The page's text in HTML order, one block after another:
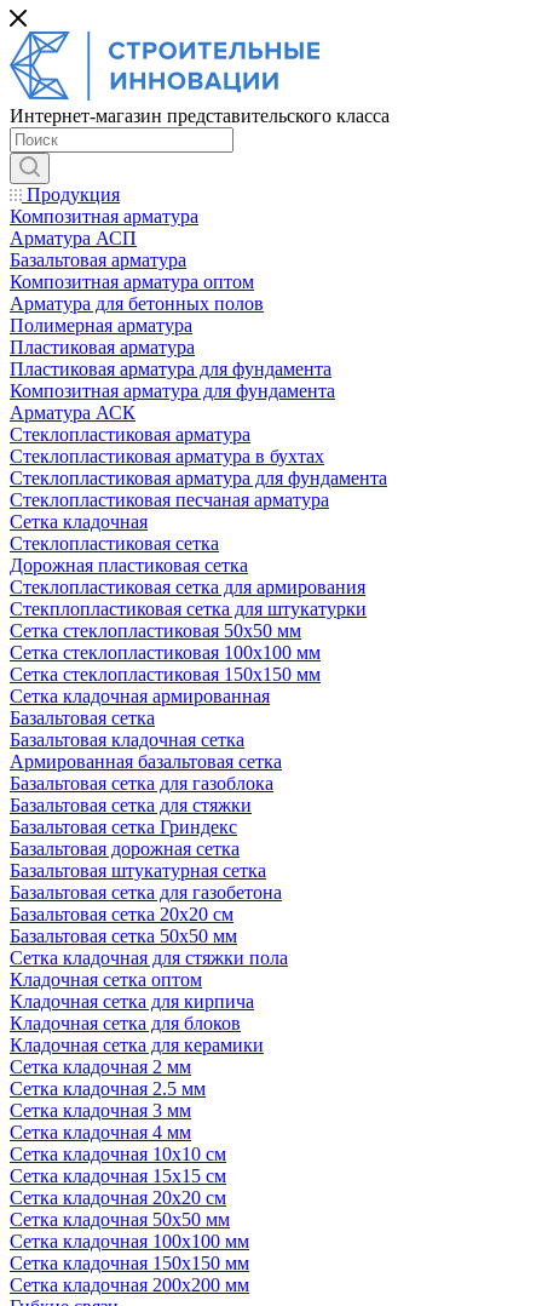
Интернет-магазин представительского класса
Продукция
Композитная арматура
Арматура АСП
Базальтовая арматура
Композитная арматура оптом
Арматура для бетонных полов
Полимерная арматура
Пластиковая арматура
Пластиковая арматура для фундамента
Композитная арматура для фундамента
Арматура АСК
Cтеклопластиковая арматура
Стеклопластиковая арматура в бухтах
Стеклопластиковая арматура для фундамента
Стеклопластиковая песчаная арматура
Сетка кладочная
Стеклопластиковая сетка
Дорожная пластиковая сетка
Стеклопластиковая сетка для армирования
Стекплопластиковая сетка для штукатурки
Сетка стеклопластиковая 50x50 мм
Сетка стеклопластиковая 100x100 мм
Сетка стеклопластиковая 150x150 мм
Сетка кладочная армированная
Базальтовая сетка
Базальтовая кладочная сетка
Армированная базальтовая сетка
Базальтовая сетка для газоблока
Базальтовая сетка для стяжки
Базальтовая сетка Гриндекс
Базальтовая дорожная сетка
Базальтовая штукатурная сетка
Базальтовая сетка для газобетона
Базальтовая сетка 20x20 см
Базальтовая сетка 50x50 мм
Сетка кладочная для стяжки пола
Кладочная сетка оптом
Кладочная сетка для кирпича
Кладочная сетка для блоков
Кладочная сетка для керамики
Сетка кладочная 2 мм
Сетка кладочная 2.5 мм
Сетка кладочная 3 мм
Сетка кладочная 4 мм
Сетка кладочная 10x10 см
Сетка кладочная 15x15 см
Сетка кладочная 20x20 см
Сетка кладочная 50x50 мм
Сетка кладочная 100x100 мм
Сетка кладочная 150x150 мм
Сетка кладочная 200x200 мм